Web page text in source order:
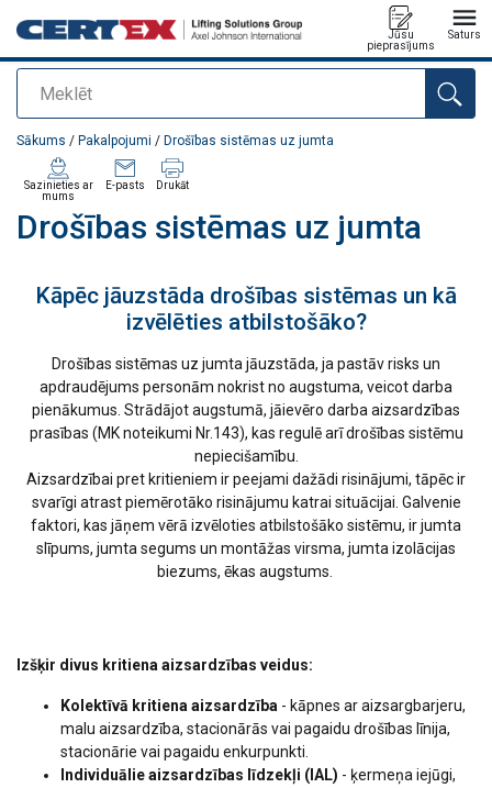
Meklēt
Jūsu
pieprasījums
Saturs
Pievienots jūsu pasūtījumam
Sākums / Pakalpojumi / Drošības sistēmas uz jumta
Drošības sistēmas uz jumta
Sazinieties ar
mums
E-pasts Drukāt
Kāpēc jāuzstāda drošības sistēmas un kā
izvēlēties atbilstošāko?
Drošības sistēmas uz jumta jāuzstāda, ja pastāv risks un
apdraudējums personām nokrist no augstuma, veicot darba
pienākumus. Strādājot augstumā, jāievēro darba aizsardzības
prasības (MK noteikumi Nr.143), kas regulē arī drošības sistēmu
nepiecišamību.
Aizsardzībai pret kritieniem ir peejami dažādi risinājumi, tāpēc ir
svarīgi atrast piemērotāko risinājumu katrai situācijai. Galvenie
faktori, kas jāņem vērā izvēloties atbilstošāko sistēmu, ir jumta
slīpums, jumta segums un montāžas virsma, jumta izolācijas
biezums, ēkas augstums.
Izšķir divus kritiena aizsardzības veidus:
Kolektīvā kritiena aizsardzība - kāpnes ar aizsargbarjeru,
malu aizsardzība, stacionārās vai pagaidu drošības līnija,
stacionārie vai pagaidu enkurpunkti.
Individuālie aizsardzības līdzekļi (IAL) - ķermeņa iejūgi,